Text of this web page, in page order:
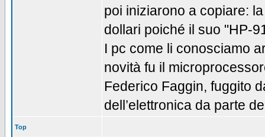
poi iniziarono a copiare:
dollari poiché il suo "HP-
I pc come li conosciamo
novità fu il
Federico Faggin, fuggito
dell’elettronica da parte
Top